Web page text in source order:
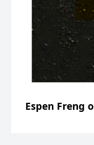
Espen Freng